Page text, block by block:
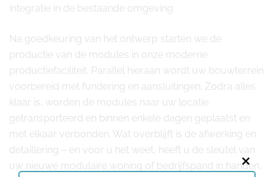
integratie in de bestaande omgeving.
Na goedkeuring van het ontwerp starten we de
productie van de modules in onze moderne
productiefaciliteit. Parallel hieraan wordt uw bouwterrein
voorbereid met fundering en aansluitingen. Zodra alles
klaar is, worden de modules naar uw locatie
getransporteerd en binnen enkele dagen geplaatst en
met elkaar verbonden. Wat overblijft is de afwerking en
detaillering – en voor u het weet, heeft u de sleutel van
uw nieuwe modulaire woning of bedrijfspand in handen.
Close